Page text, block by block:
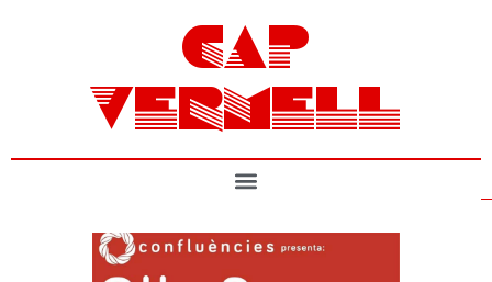
CAP
VERMELL